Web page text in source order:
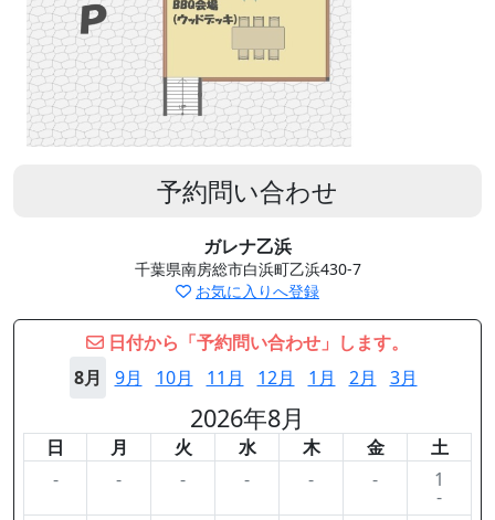
予約問い合わせ
ガレナ乙浜
千葉県南房総市白浜町乙浜430-7
お気に入りへ登録
日付から「予約問い合わせ」します。
8月
9月 10月 11月 12月 1月 2月 3月
2026年8月
日 月 火 水 木 金
土
-
- - - - - 1
-